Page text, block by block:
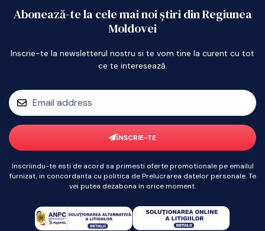
Abonează-te la cele mai noi știri din Regiunea
Moldovei
Inscrie-te la newsletterul nostru si te vom tine la curent cu tot
ce te interesează.
ÎNSCRIE-TE
Inscriindu-te esti de acord sa primesti oferte promotionale pe emailul
furnizat, in concordanta cu politica de Prelucrarea datelor personale. Te
vei putea dezabona in orice moment.